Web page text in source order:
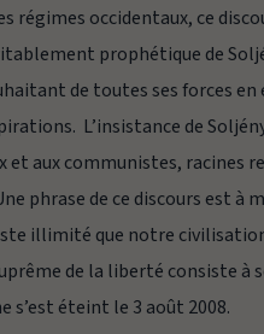
régimes occidentaux, ce
prophétique de
de toutes ses forces
L’insistance de
et aux communistes, racines
phrase de ce discours est
illimité que notre
de la liberté consiste à
s’est éteint le 3 août 2008.